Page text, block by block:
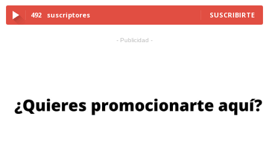
492 suscriptores SUSCRIBIRTE
- Publicidad -